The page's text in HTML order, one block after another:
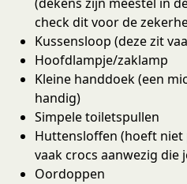
check dit voor de
Kussensloop (deze zit
Hoofdlampje/zaklamp
Kleine handdoek (een
handig)
Simpele toiletspullen
Huttensloffen (hoeft niet
vaak crocs aanwezig die
Oordoppen